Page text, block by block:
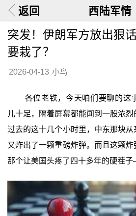
返回 西陆军情
突发！伊朗军方放出狠
要栽了？
2026-04-13 小鸟
各位老铁，今天咱们要聊的这
儿十足，隔着屏幕都能闻到一股浓烈
过去的这十几个小时里，中东那块从
又炸出了一颗重磅炸弹。而且这颗
那个让美国头疼了四十多年的硬茬